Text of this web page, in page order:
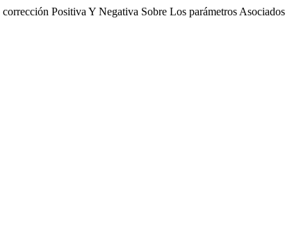
Positiva Y Negativa Sobre Los parámetros Asociados